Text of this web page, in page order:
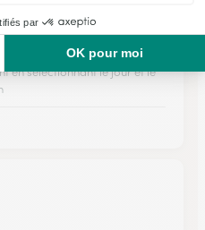
en…
en sélectionnant le jour et le